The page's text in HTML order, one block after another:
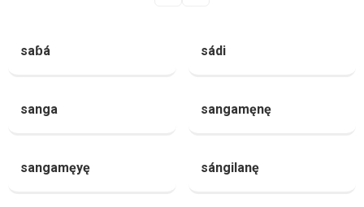
saɓá sádi
sanga sangamęnę
sangamęyę sángilanę